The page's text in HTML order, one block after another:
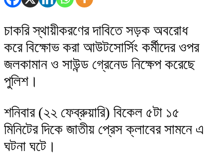
চাকরি স্থায়ীকরণের দাবিতে সড়ক অবরোধ
করে বিক্ষোভ করা আউটসোর্সিং কর্মীদের ওপর
জলকামান ও সাউন্ড গ্রেনেড নিক্ষেপ করেছে
পুলিশ।
শনিবার (২২ ফেব্রুয়ারি) বিকেল ৫টা ১৫
মিনিটের দিকে জাতীয় প্রেস ক্লাবের সামনে এ
ঘটনা ঘটে।